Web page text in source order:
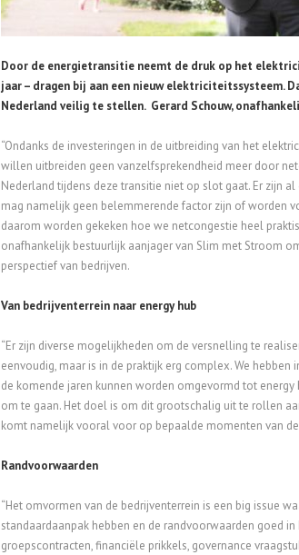
Door de energietransitie neemt de druk op het
jaar – dragen bij aan een nieuw elektriciteitssysteem.
Nederland veilig te stellen. Gerard Schouw,
“Ondanks de investeringen in de uitbreiding van het
willen uitbreiden geen vanzelfsprekendheid meer door
Nederland tijdens deze transitie niet op slot gaat. Er zijn
mag namelijk geen belemmerende factor zijn of worden
daarom worden gekeken hoe we netcongestie heel
onafhankelijk bestuurlijk aanjager van Slim met Stroom
perspectief van bedrijven.
Van bedrijventerrein naar energy hub
“Er zijn diverse mogelijkheden om de versnelling te
eenvoudig, maar is in de praktijk erg complex. We
de komende jaren kunnen worden omgevormd tot
om te gaan. Het doel is om dit grootschalig uit te rollen
komt namelijk vooral voor op bepaalde momenten van
Randvoorwaarden
“Het omvormen van de bedrijventerrein is een big issue
standaardaanpak hebben en de randvoorwaarden goed
groepscontracten, financiële prikkels, governance